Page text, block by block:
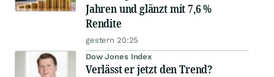
Jahren und glänzt mit 7,6 %
Rendite
gestern 20:25
Dow Jones Index
Verlässt er jetzt den Trend?